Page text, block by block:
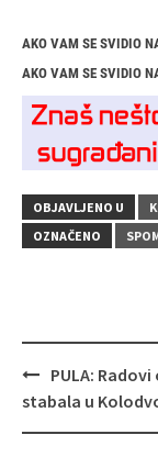
AKO VAM SE SVIDIO
AKO VAM SE SVIDIO
OBJAVLJENO U
OZNAČENO
Navigacija
objava
PULA:
stabala u